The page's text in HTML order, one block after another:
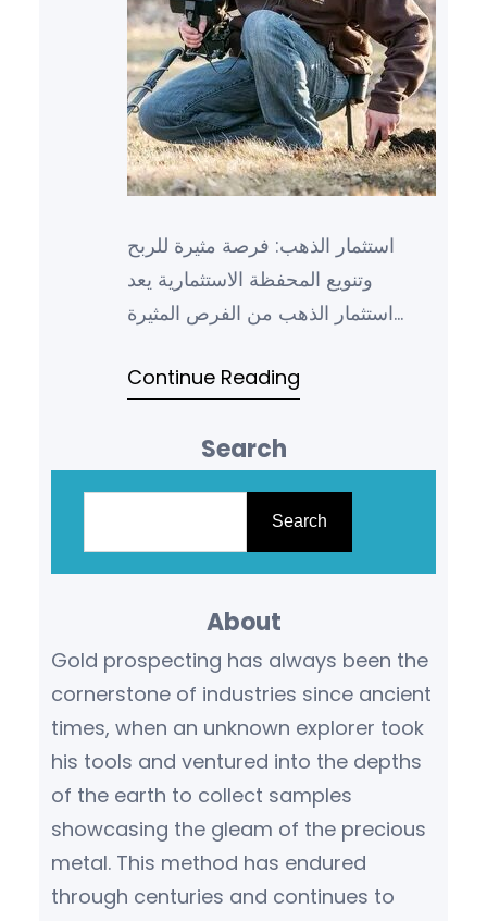
استثمار الذهب: فرصة مثيرة للربح
وتنويع المحفظة الاستثمارية يعد
استثمار الذهب من الفرص المثيرة
Continue Reading
Search
h
Search
About
Gold prospecting has always been the
cornerstone of industries since ancient
times, when an unknown explorer took
his tools and ventured into the depths
of the earth to collect samples
showcasing the gleam of the precious
metal. This method has endured
through centuries and continues to